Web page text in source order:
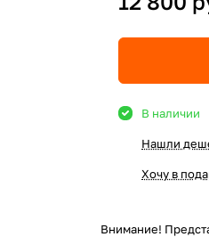
В наличии
Нашли
Хочу в
Внимание!